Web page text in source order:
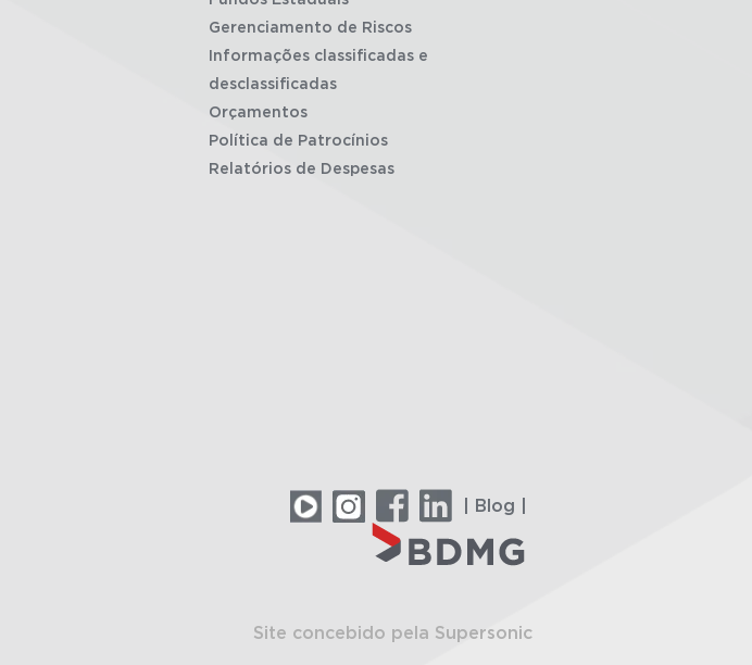
Gerenciamento de Riscos
Informações classificadas e
desclassificadas
Orçamentos
Política de Patrocínios
Relatórios de Despesas
| Blog |
Site concebido pela Supersonic